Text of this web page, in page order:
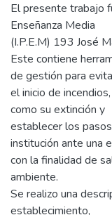
El presente trabajo
Enseñanza Media
(I.P.E.M) 193 José
Este contiene
de gestión para
el inicio de
como su extinción y
establecer los
institución ante una
con la finalidad de
ambiente.
Se realizo una
establecimiento,